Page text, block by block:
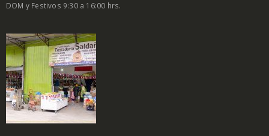
DOM y Festivos 9:30 a 16:00 hrs.